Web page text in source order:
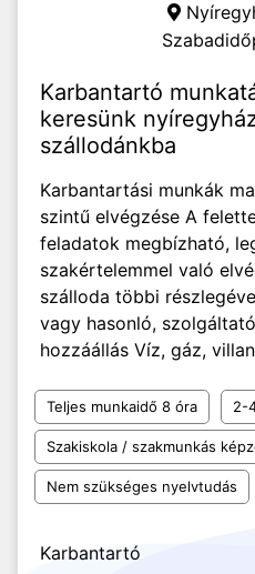
Karbantartó
keresünk
szállodánkba
Karbantartási munkák
szintű elvégzése A
feladatok megbízható,
szakértelemmel való
szálloda többi
vagy hasonló,
hozzáállás Víz, gáz,
Teljes munkaidő 8 óra 2-
Szakiskola / szakmunkás
Nem szükséges nyelvtudás
Karbantartó